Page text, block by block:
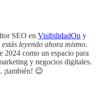
SEO en VisibilidadOn y
leyendo ahora mismo.
2024 como un espacio para
y negocios digitales.
¡también! 😉